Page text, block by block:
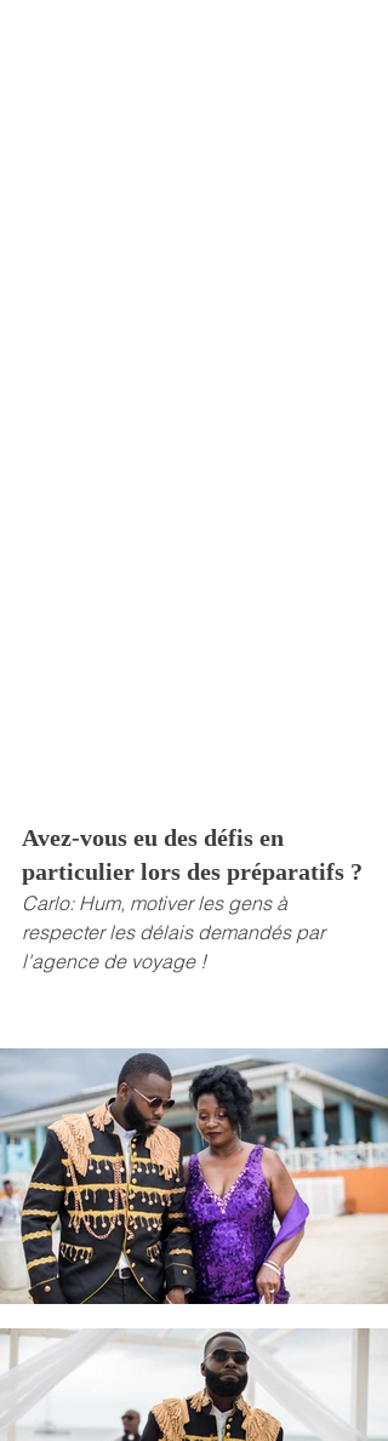
Avez-vous eu des défis en
particulier lors des préparatifs ?
Carlo: Hum, motiver les gens à
respecter les délais demandés par
l'agence de voyage !